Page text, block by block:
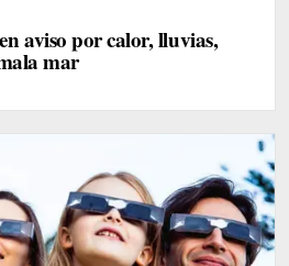
aviso por calor, lluvias,
mar